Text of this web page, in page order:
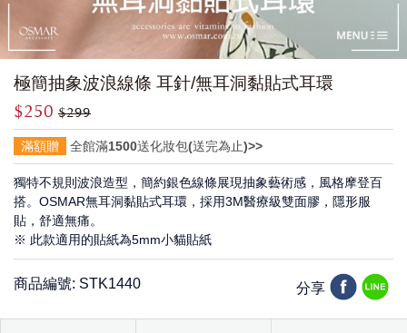
極簡抽象波浪線條 耳針/無耳洞黏貼式耳環
$250 $299
滿額贈 全館滿1500送化妝包(送完為止)>>
獨特不規則波浪造型，簡約銀色線條展現抽象藝術感，風格摩登百
搭。OSMAR無耳洞黏貼式耳環，採用3M醫療級雙面膠，隱形服
貼，舒適無痛。
※ 此款適用的貼紙為5mm小貓貼紙
商品編號: STK1440 分享